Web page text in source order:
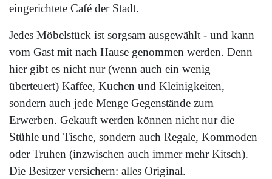
eingerichtete Café der Stadt.
Jedes Möbelstück ist sorgsam ausgewählt - und kann
vom Gast mit nach Hause genommen werden. Denn
hier gibt es nicht nur (wenn auch ein wenig
überteuert) Kaffee, Kuchen und Kleinigkeiten,
sondern auch jede Menge Gegenstände zum
Erwerben. Gekauft werden können nicht nur die
Stühle und Tische, sondern auch Regale, Kommoden
oder Truhen (inzwischen auch immer mehr Kitsch).
Die Besitzer versichern: alles Original.